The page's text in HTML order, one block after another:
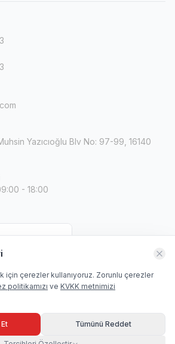
Yazıcıoğlu Blv No: 97-99, 16140
- 18:00
için çerezler kullanıyoruz. Zorunlu çerezler
politikamızı ve KVKK metnimizi
Tümünü Reddet